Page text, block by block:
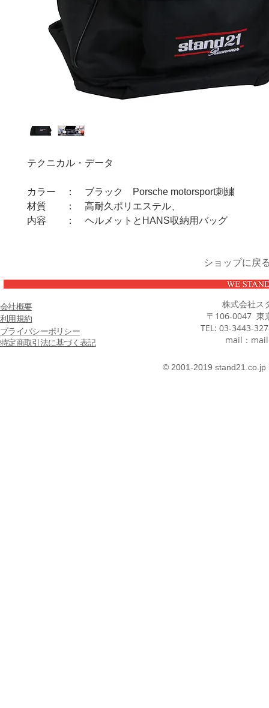
テクニカル・データ
カラー ： ブラック Porsche motorsport刺繍
材質 ： 高耐久ポリエステル、
内容 ： ヘルメットとHANS収納用バッグ
ショップに戻
会社概要
利用規約
プライバシーポリシー
特定商取引法に基づく表記
株式会社ス
〒106-0047 東
TEL: 03-3443-
mail：
© 2001-2019 stand21.co.jp